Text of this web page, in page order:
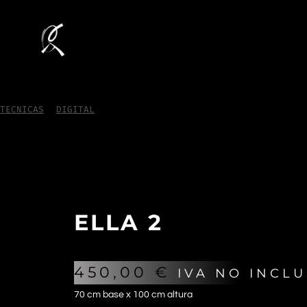
TECNICAS DIGITAL
ELLA 2
450,00 € IVA NO
70 cm base x 100 cm altura